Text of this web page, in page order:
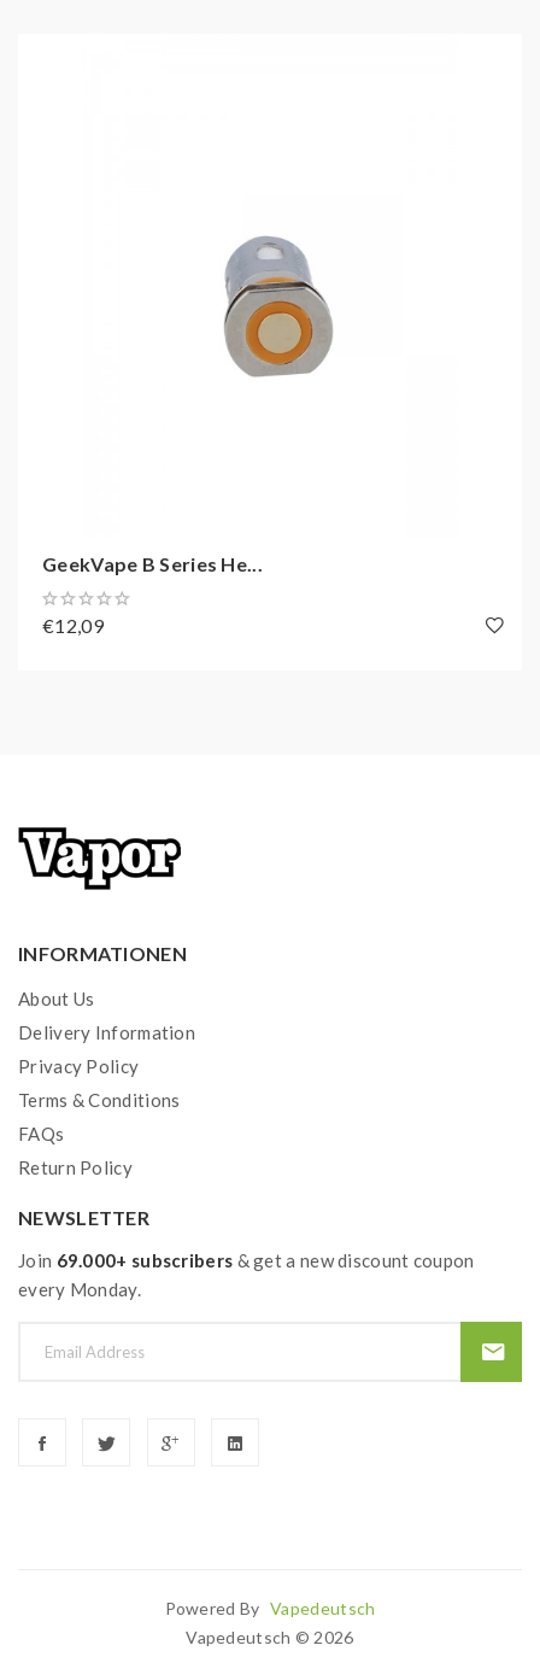
GeekVape Obelisk 65 FC E-Zigaretten Set
GeekVape Obelisk 65 Cartridge 4,5ml
GeekVape Hero 2 E-Zigaretten Set
GeekVape B Series He...
€12,09
INFORMATIONEN
About Us
Delivery Information
Privacy Policy
Terms & Conditions
FAQs
Return Policy
NEWSLETTER
Join 69.000+ subscribers & get a new discount coupon
every Monday.
Powered By
Casino Sites Online Casino Uk
Vapedeutsch
Vapedeutsch © 2026